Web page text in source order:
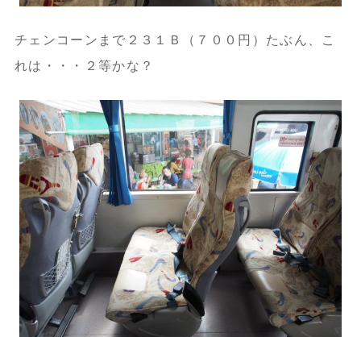
チェンコーンまで２３１Ｂ（７００円）たぶん、こ
れは・・・２等かな？